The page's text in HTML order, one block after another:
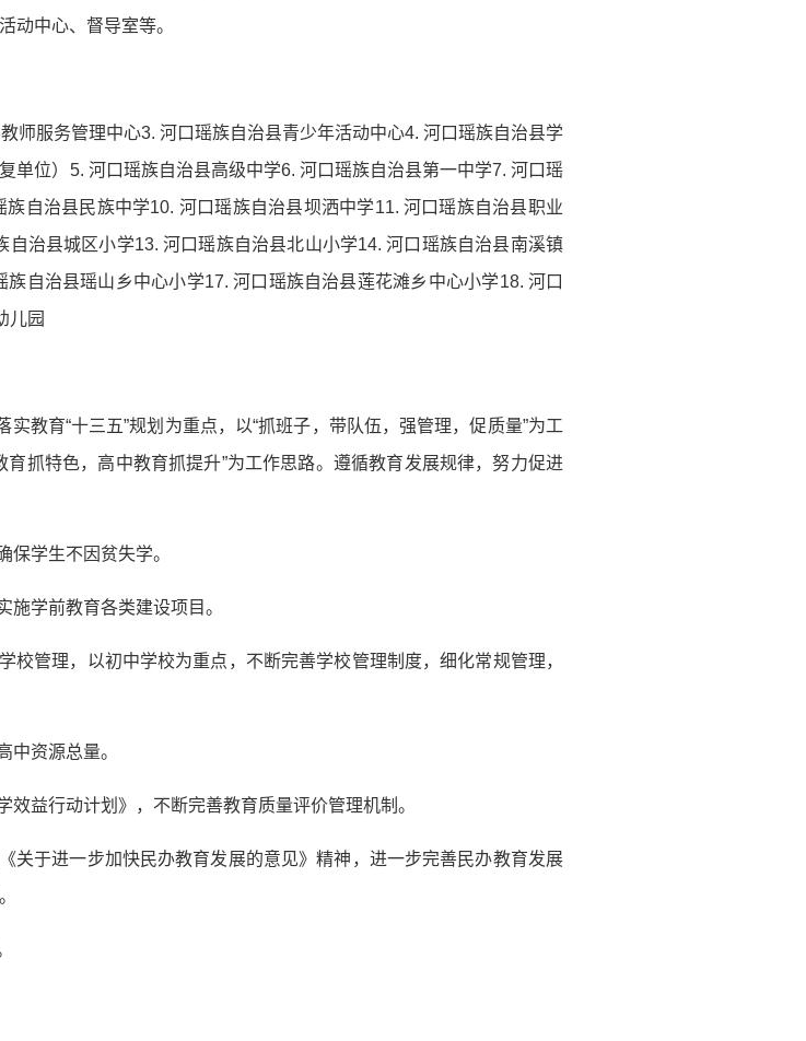
动中心、督导室等。
师服务管理中心3. 河口瑶族自治县青少年活动中心4. 河口瑶族自治县学
单位）5. 河口瑶族自治县高级中学6. 河口瑶族自治县第一中学7. 河口瑶
自治县民族中学10. 河口瑶族自治县坝洒中学11. 河口瑶族自治县职业
治县城区小学13. 河口瑶族自治县北山小学14. 河口瑶族自治县南溪镇
自治县瑶山乡中心小学17. 河口瑶族自治县莲花滩乡中心小学18. 河口
儿园
教育“十三五”规划为重点，以“抓班子，带队伍，强管理，促质量”为工
抓特色，高中教育抓提升”为工作思路。遵循教育发展规律，努力促进
保学生不因贫失学。
学前教育各类建设项目。
校管理，以初中学校为重点，不断完善学校管理制度，细化常规管理，
中资源总量。
益行动计划》，不断完善教育质量评价管理机制。
关于进一步加快民办教育发展的意见》精神，进一步完善民办教育发展